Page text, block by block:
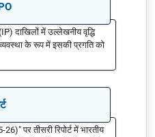
दाखिलों में उल्लेखनीय वृद्धि
के रूप में इसकी प्रगति को
पर तीसरी रिपोर्ट में भारतीय